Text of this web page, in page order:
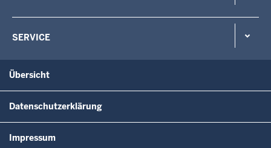
SERVICE
Übersicht
Datenschutzerklärung
Impressum